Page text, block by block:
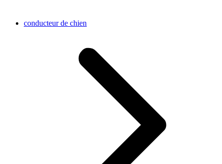
conducteur de chien